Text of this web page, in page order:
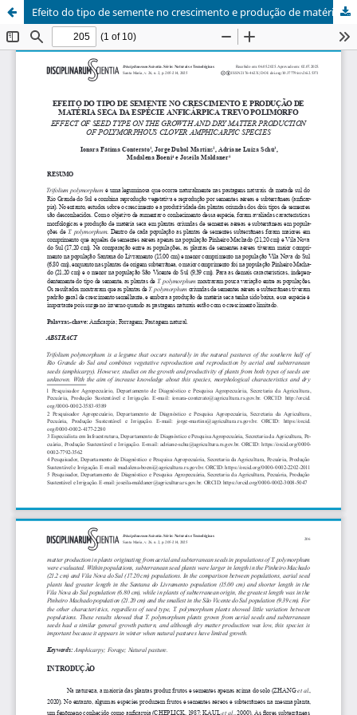
Efeito do tipo de semente no crescimento e produção de matéria seca da espécie anficárpica trevo polimorfo